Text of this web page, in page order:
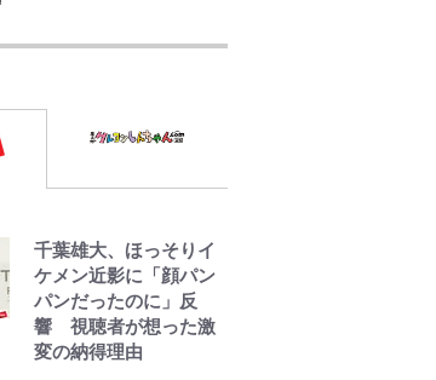
一端にいることを体
ハイキング」パノラマ
市】
アユは「怒らせて掛け
る」魚だった！ ルアー
を追わせて釣りあげる
「アユイング」のオリ
ジナリティ＆おもしろ
千葉雄大、ほっそりイ
ケメン近影に「顔パン
パンだったのに」反
響 視聴者が想った激
変の納得理由